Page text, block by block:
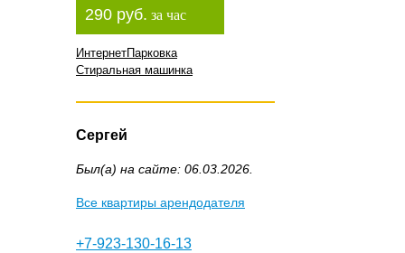
290 руб. за час
ИнтернетПарковка
Стиральная машинка
Сергей
Был(а) на сайте: 06.03.2026.
Все квартиры арендодателя
+7-923-130-16-13